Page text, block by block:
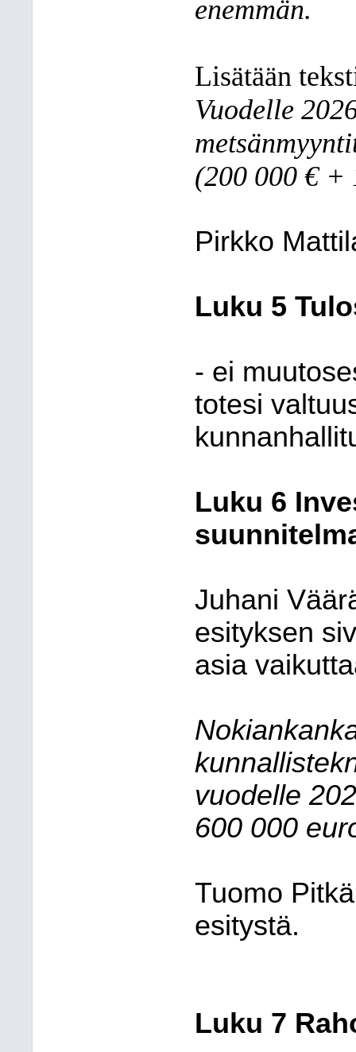
enemmän.
Lisätään
Vuodelle
(200 000 € +
Pirkko
Luku 5
- ei
totesi
Luku 6
Juhani
esityksen
asia
vuodelle
600 000
Tuomo
esitystä.
Luku 7